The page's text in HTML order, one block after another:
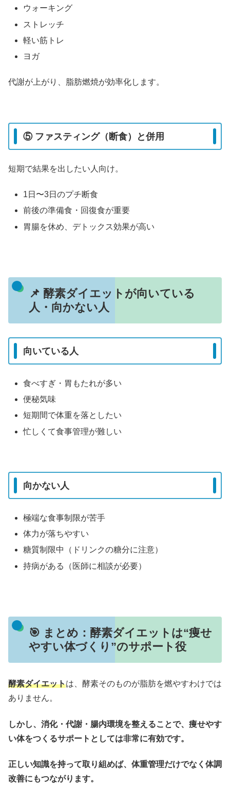
ウォーキング
ストレッチ
軽い筋トレ
ヨガ
代謝が上がり、脂肪燃焼が効率化します。
⑤ ファスティング（断食）と併用
短期で結果を出したい人向け。
1日〜3日のプチ断食
前後の準備食・回復食が重要
胃腸を休め、デトックス効果が高い
📌 酵素ダイエットが向いている
人・向かない人
向いている人
食べすぎ・胃もたれが多い
便秘気味
短期間で体重を落としたい
忙しくて食事管理が難しい
向かない人
極端な食事制限が苦手
体力が落ちやすい
糖質制限中（ドリンクの糖分に注意）
持病がある（医師に相談が必要）
🎯 まとめ：酵素ダイエットは“痩せ
やすい体づくり”のサポート役
酵素ダイエットは、酵素そのものが脂肪を燃やすわけでは
ありません。
しかし、消化・代謝・腸内環境を整えることで、痩せやす
い体をつくるサポートとしては非常に有効です。
正しい知識を持って取り組めば、体重管理だけでなく体調
改善にもつながります。